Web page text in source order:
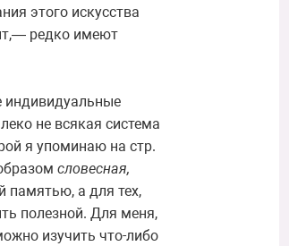
этого искусства
редко имеют
индивидуальные
не всякая система
я упоминаю на стр.
словесная,
памятью, а для тех,
полезной. Для меня,
изучить что-либо